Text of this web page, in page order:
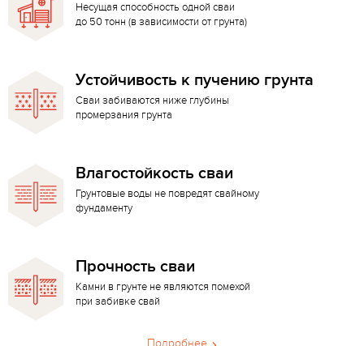
Несущая способность одной сваи
до 50 тонн (в зависимости от грунта)
Устойчивость к пучению грунта
Сваи забиваются ниже глубины
промерзания грунта
Влагостойкость сваи
Грунтовые воды не повредят свайному
фундаменту
Прочность сваи
Камни в грунте не являются помехой
при забивке свай
Подробнее